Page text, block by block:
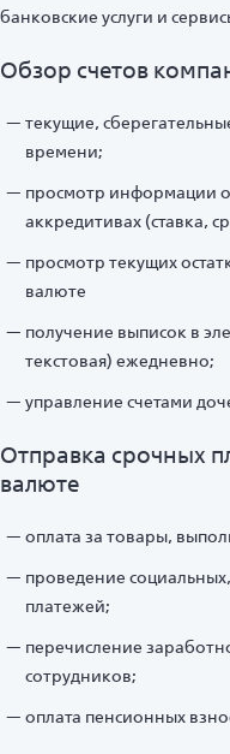
банковские услуги и
Обзор счетов
текущие,
времени;
просмотр информации
аккредитивах (ставка,
просмотр текущих
валюте
получение выписок в
текстовая) ежедневно;
управление счетами
Отправка срочных
валюте
оплата за товары,
проведение
платежей;
перечисление
сотрудников;
оплата пенсионных